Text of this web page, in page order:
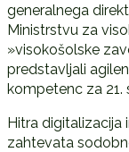
generalnega
Ministrstvu za
»visokošolske
predstavljali
kompetenc za 21.
Hitra digitalizacija
zahtevata